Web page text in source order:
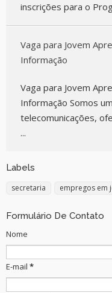
inscrições para o
Vaga para Jovem
Informação
Vaga para Jovem
Informação Somos
telecomunicações,
...
Labels
secretaria empregos em
Formulário De Contato
Nome
E-mail *